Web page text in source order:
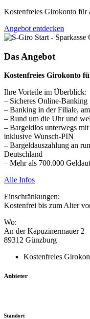
Kosten­freies Girokonto für
Angebot entdecken
Das Angebot
Kosten­freies Girokonto
Ihre Vorteile im Überblick:
– Sicheres Online-Banking
– Banking in der Filiale,
– Rund um die Uhr und
– Bargeld­los unterwegs mit
inklusive Wunsch-PIN
– Bargeldauszahlung an
Deutschland
– Mehr als 700.000
Alle Infos
Einschränkungen:
Kostenfrei bis zum Alter
Wo:
An der Kapuzinermauer 2
89312 Günzburg
Kosten­freies
Anbieter
Standort